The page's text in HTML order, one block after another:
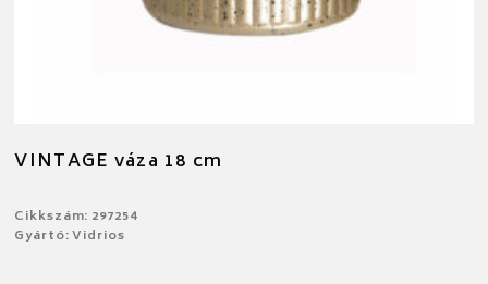
VINTAGE váza 18 cm
Cikkszám: 297254
Gyártó: Vidrios